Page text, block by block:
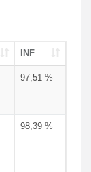
INF
97,51 %
98,39 %